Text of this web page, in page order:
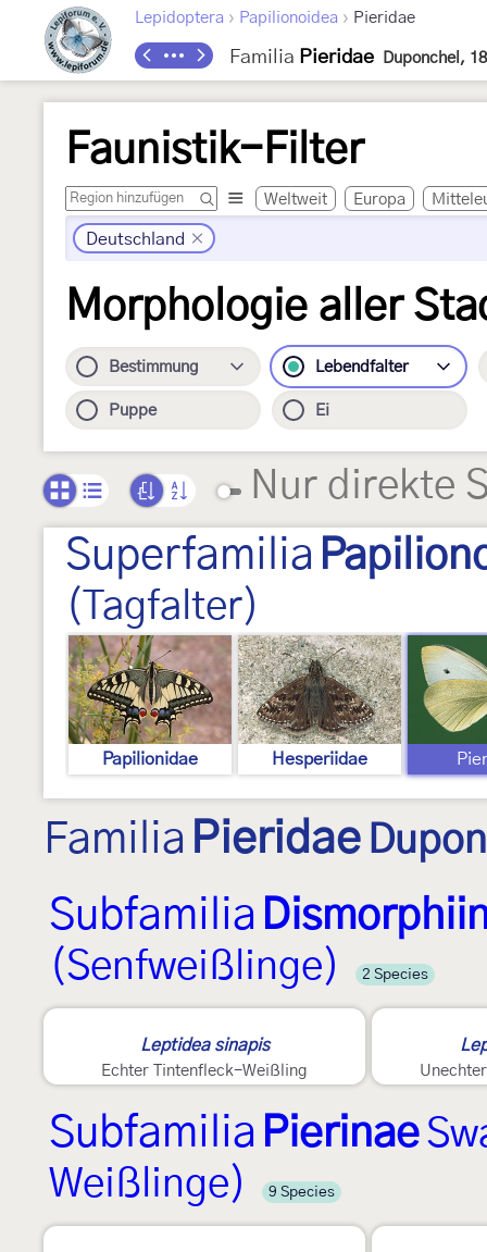
Lepidoptera › Papilionoidea › Pieridae
Familia Pieridae Duponchel,
Faunistik-Filter
Weltweit Europa
Deutschland
Morphologie aller
Bestimmung Lebendfalter
Puppe Ei
Nur direkte
Superfamilia
(Tagfalter)
Papilionidae Hesperiidae
Familia Pieridae
Subfamilia
(Senfweißlinge) 2 Species
Leptidea sinapis
Echter Tintenfleck-Weißling
Subfamilia Pierinae
Weißlinge)
9 Species